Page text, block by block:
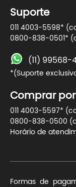
Suporte
011 4003-5598*
0800-838-0501*
(11) 99568-
*(Suporte
Comprar
011 4003-5597*
0800-838-0500
Horário de
Formas de